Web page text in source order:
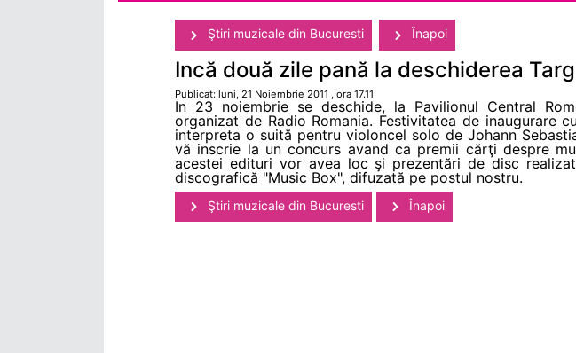
Ştiri muzicale din Bucuresti Înapoi
Incă două zile pană la deschiderea
Publicat: luni, 21 Noiembrie 2011 , ora 17.11
In 23 noiembrie se deschide, la Pavilionul Central
organizat de Radio Romania. Festivitatea de inaugurare
interpreta o suită pentru violoncel solo de Johann
vă inscrie la un concurs avand ca premii cărţi despre
acestei edituri vor avea loc şi prezentări de disc
discografică "Music Box", difuzată pe postul nostru.
Ştiri muzicale din Bucuresti Înapoi